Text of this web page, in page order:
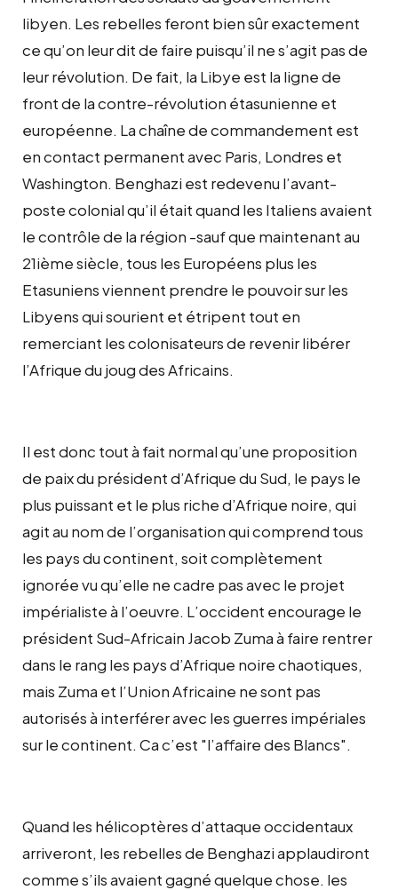
libyen. Les rebelles feront bien sûr exactement
ce qu’on leur dit de faire puisqu’il ne s’agit pas de
leur révolution. De fait, la Libye est la ligne de
front de la contre-révolution étasunienne et
européenne. La chaîne de commandement est
en contact permanent avec Paris, Londres et
Washington. Benghazi est redevenu l’avant-
poste colonial qu’il était quand les Italiens avaient
le contrôle de la région -sauf que maintenant au
21ième siècle, tous les Européens plus les
Etasuniens viennent prendre le pouvoir sur les
Libyens qui sourient et étripent tout en
remerciant les colonisateurs de revenir libérer
l’Afrique du joug des Africains.
Il est donc tout à fait normal qu’une proposition
de paix du président d’Afrique du Sud, le pays le
plus puissant et le plus riche d’Afrique noire, qui
agit au nom de l’organisation qui comprend tous
les pays du continent, soit complètement
ignorée vu qu’elle ne cadre pas avec le projet
impérialiste à l’oeuvre. L’occident encourage le
président Sud-Africain Jacob Zuma à faire rentrer
dans le rang les pays d’Afrique noire chaotiques,
mais Zuma et l’Union Africaine ne sont pas
autorisés à interférer avec les guerres impériales
sur le continent. Ca c’est "l’affaire des Blancs".
Quand les hélicoptères d’attaque occidentaux
arriveront, les rebelles de Benghazi applaudiront
comme s’ils avaient gagné quelque chose. les